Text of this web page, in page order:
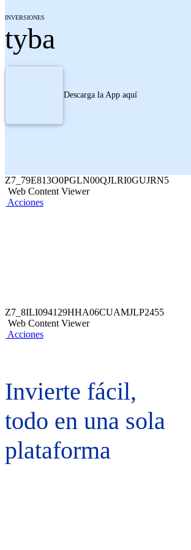
INVERSIONES
tyba
Descarga la App aquí
Z7_79E813O0PGLN00QJLRI0GUJRN5
Web Content Viewer
Acciones
Z7_8ILI094129HHA06CUAMJLP2455
Web Content Viewer
Acciones
Invierte fácil,
todo en una sola
plataforma